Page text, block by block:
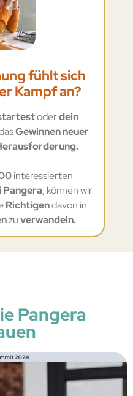
fühlt sich
Kampf an?
oderdein
Gewinnen neuer
interessierten
Pangera, können wir
Richtigendavon in
zuverwandeln.
Pangera